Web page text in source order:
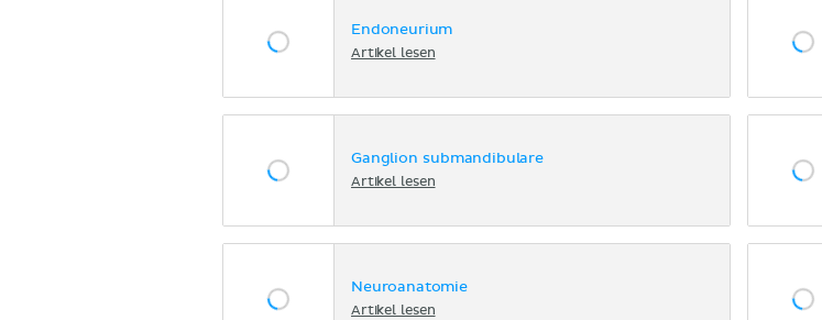
Endoneurium
Artikel lesen
Ganglion submandibulare
Artikel lesen
Neuroanatomie
Artikel lesen